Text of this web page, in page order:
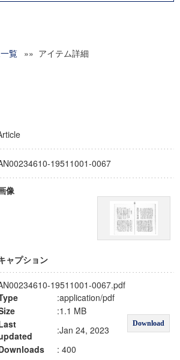
ーチインスティテュート
金研究成果報告書
ーディングプログラム「超成熟社会発展のサ
覧 »» アイテム詳細
19511001-0067
像
ャプション
19511001-0067.pdf
:application/pdf
Download
:1.1 MB
:Jan 24, 2023
: 400